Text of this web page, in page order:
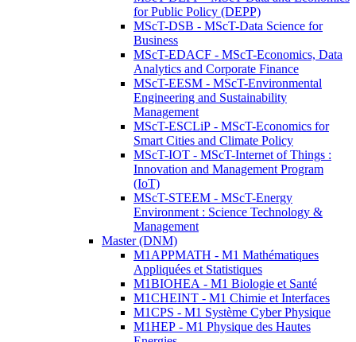
for Public Policy (DEPP)
MScT-DSB - MScT-Data Science for
Business
MScT-EDACF - MScT-Economics, Data
Analytics and Corporate Finance
MScT-EESM - MScT-Environmental
Engineering and Sustainability
Management
MScT-ESCLiP - MScT-Economics for
Smart Cities and Climate Policy
MScT-IOT - MScT-Internet of Things :
Innovation and Management Program
(IoT)
MScT-STEEM - MScT-Energy
Environment : Science Technology &
Management
Master (DNM)
M1APPMATH - M1 Mathématiques
Appliquées et Statistiques
M1BIOHEA - M1 Biologie et Santé
M1CHEINT - M1 Chimie et Interfaces
M1CPS - M1 Système Cyber Physique
M1HEP - M1 Physique des Hautes